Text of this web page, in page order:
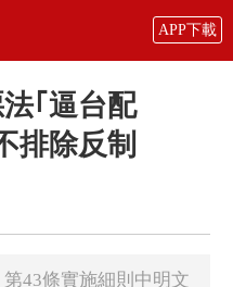
APP下載
｢逼台配
除反制
43條實施細則中明文